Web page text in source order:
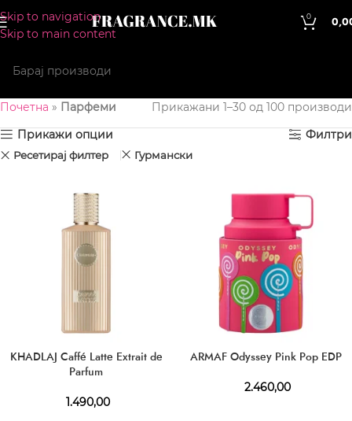
Skip to navigation
Skip to main content
0
Почетна » Парфеми
Прикажани 1–30 од 100 производи
Прикажи опции
Филтри
Ресетирај филтер Гурмански
KHADLAJ Caffé Latte Extrait de
Parfum
1.490,00
ARMAF Odyssey Pink Pop EDP
2.460,00